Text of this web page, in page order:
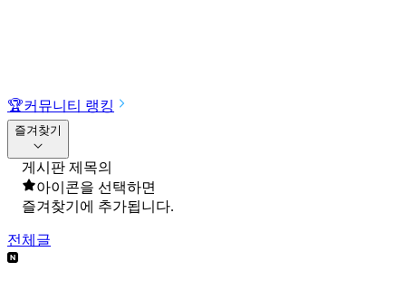
🏆커뮤니티 랭킹
즐겨찾기
게시판 제목의
아이콘을 선택하면
즐겨찾기에 추가됩니다.
전체글